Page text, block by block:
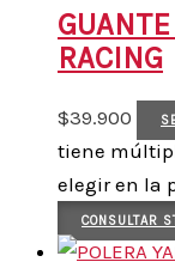
RACING
$39.900
tiene
elegir en la
CONSULTAR